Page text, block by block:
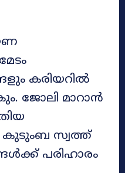
കരിയറിൽ
ജോലി മാറാൻ
സ്വത്ത്
പരിഹാരം